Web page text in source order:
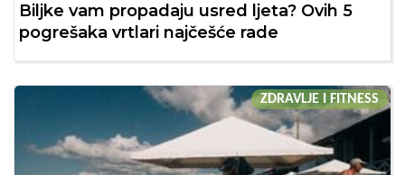
Biljke vam propadaju usred ljeta? Ovih 5
pogrešaka vrtlari najčešće rade
ZDRAVLJE I FITNESS